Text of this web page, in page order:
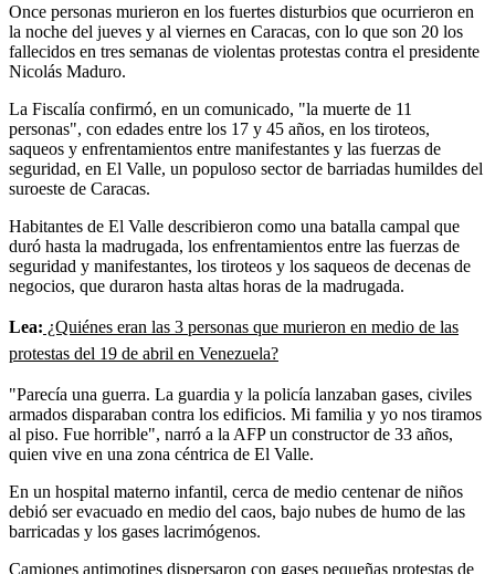
Once personas murieron en los fuertes disturbios que ocurrieron en
la noche del jueves y al viernes en Caracas, con lo que son 20 los
fallecidos en tres semanas de violentas protestas contra el presidente
Nicolás Maduro.
La Fiscalía confirmó, en un comunicado, "la muerte de 11
personas", con edades entre los 17 y 45 años, en los tiroteos,
saqueos y enfrentamientos entre manifestantes y las fuerzas de
seguridad, en El Valle, un populoso sector de barriadas humildes del
suroeste de Caracas.
Habitantes de El Valle describieron como una batalla campal que
duró hasta la madrugada, los enfrentamientos entre las fuerzas de
seguridad y manifestantes, los tiroteos y los saqueos de decenas de
negocios, que duraron hasta altas horas de la madrugada.
Lea: ¿Quiénes eran las 3 personas que murieron en medio de las
protestas del 19 de abril en Venezuela?
"Parecía una guerra. La guardia y la policía lanzaban gases, civiles
armados disparaban contra los edificios. Mi familia y yo nos tiramos
al piso. Fue horrible", narró a la AFP un constructor de 33 años,
quien vive en una zona céntrica de El Valle.
En un hospital materno infantil, cerca de medio centenar de niños
debió ser evacuado en medio del caos, bajo nubes de humo de las
barricadas y los gases lacrimógenos.
Camiones antimotines dispersaron con gases pequeñas protestas de